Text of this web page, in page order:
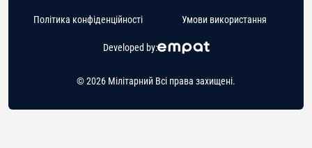
© 2026 Мілітарний Всі права захищені.
Developed by:
Політика конфіденційності Умови використання